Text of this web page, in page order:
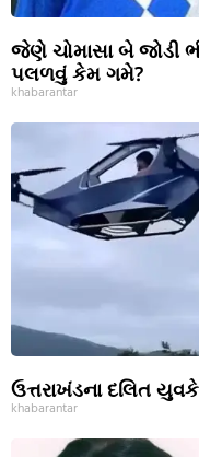
જેણે ચોમાસા બે જોડી
પલળવું કેમ ગમે?
khabarantar
ઉત્તરાખંડના દલિત
khabarantar